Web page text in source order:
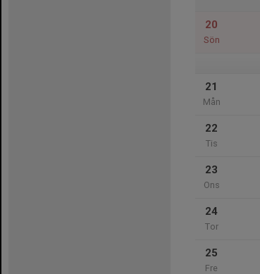
20
Sön
21
Mån
22
Tis
23
Ons
24
Tor
25
Fre